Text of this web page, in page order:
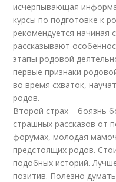
исчерпывающая
курсы по подготовке к
рекомендуется начиная
рассказывают
этапы родовой
первые признаки
во время схваток,
родов.
Второй страх – боязнь
страшных рассказов от
форумах, молодая
предстоящих родов.
подобных историй.
позитив. Полезно